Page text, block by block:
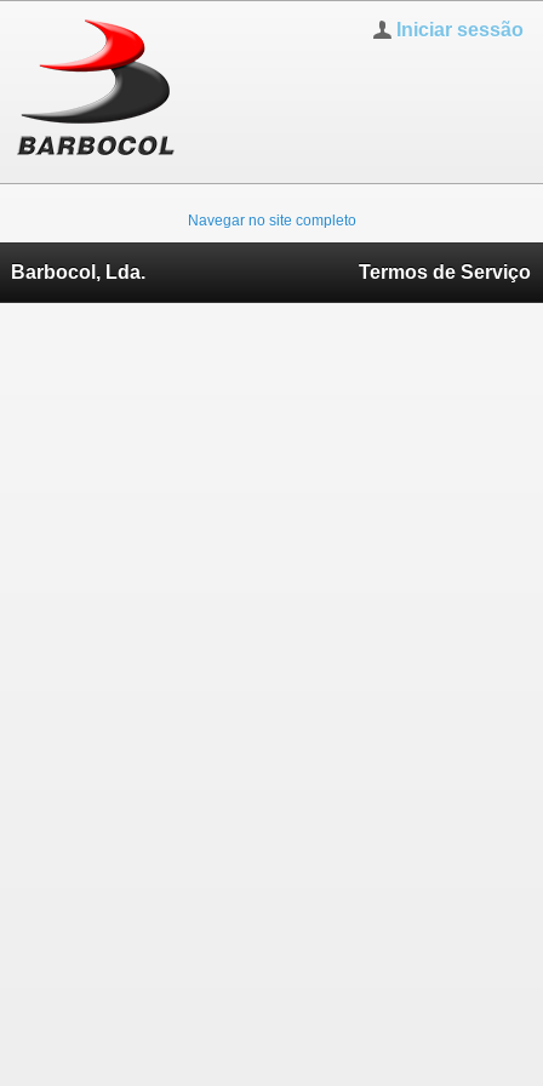
Iniciar sessão
Navegar no site completo
Barbocol, Lda. Termos de Serviço